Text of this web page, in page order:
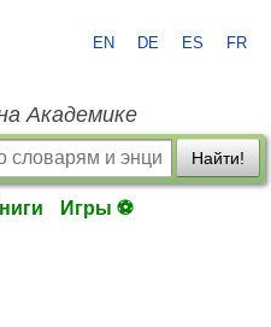
EN DE ES FR
Академике
Найти!
Игры ⚽